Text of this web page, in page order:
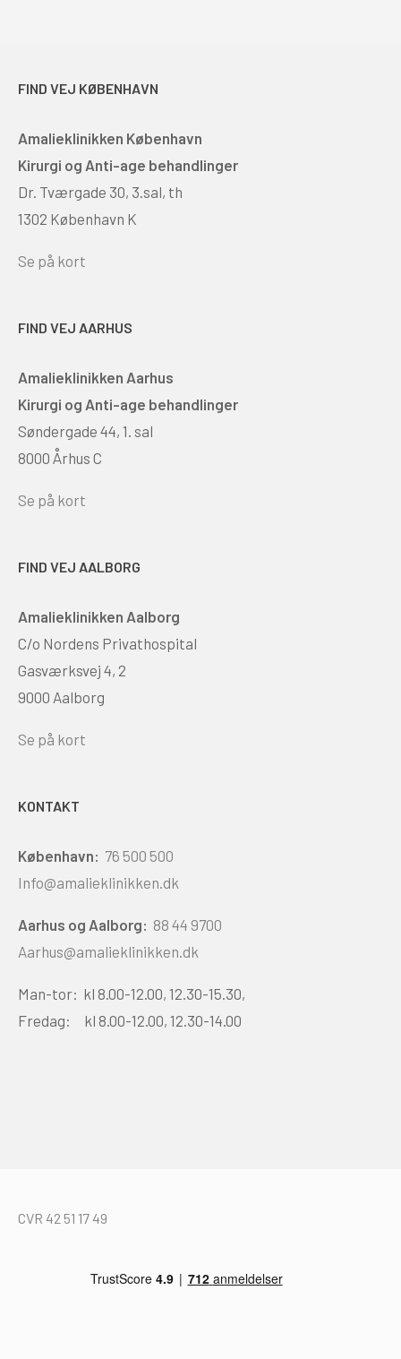
FIND VEJ KØBENHAVN
Amalieklinikken København
Kirurgi og Anti-age behandlinger
Dr. Tværgade 30, 3.sal, th
1302 København K
Se på kort
FIND VEJ AARHUS
Amalieklinikken Aarhus
Kirurgi og Anti-age behandlinger
Søndergade 44, 1. sal
8000 Århus C
Se på kort
FIND VEJ AALBORG
Amalieklinikken Aalborg
C/o Nordens Privathospital
Gasværksvej 4, 2
9000 Aalborg
Se på kort
KONTAKT
København: 76 500 500
Info@amalieklinikken.dk
Aarhus og Aalborg: 88 44 9700
Aarhus@amalieklinikken.dk
Man-tor: kl 8.00-12.00, 12.30-15.30,
Fredag: kl 8.00-12.00, 12.30-14.00
CVR 42 51 17 49